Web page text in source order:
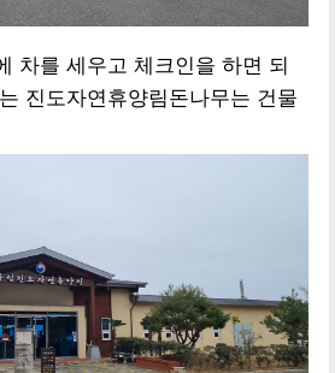
차를 세우고 체크인을 하면 되
진도자연휴양림돈나무는 건물